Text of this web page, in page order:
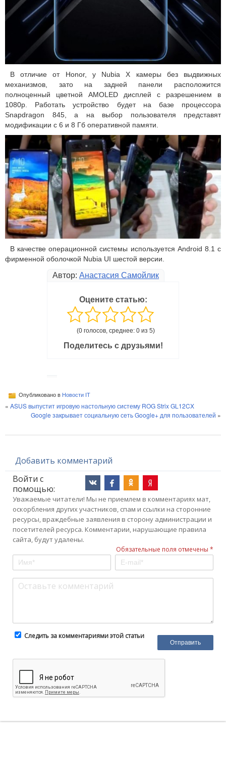
В отличие от Honor, у Nubia X камеры без выдвижных
механизмов, зато на задней панели расположится
полноценный цветной AMOLED дисплей с разрешением в
1080p. Работать устройство будет на базе процессора
Snapdragon 845, а на выбор пользователя представят
модификации с 6 и 8 Гб оперативной памяти.
В качестве операционной системы используется Android 8.1 с
фирменной оболочкой Nubia UI шестой версии.
Автор: Анастасия Самойлик
Оцените статью:
(0 голосов, среднее: 0 из 5)
Поделитесь с друзьями!
Опубликовано в Новости IT
« ASUS выпустит игровую настольную систему ROG Strix GL12CX
Google закрывает социальную сеть Google+ для пользователей »
Добавить комментарий
Войти с
помощью:
Уважаемые читатели! Мы не приемлем в комментариях мат,
оскорбления других участников, спам и ссылки на сторонние
ресурсы, враждебные заявления в сторону администрации и
посетителей ресурса. Комментарии, нарушающие правила
сайта, будут удалены.
Обязательные поля отмечены *
Следить за комментариями этой статьи